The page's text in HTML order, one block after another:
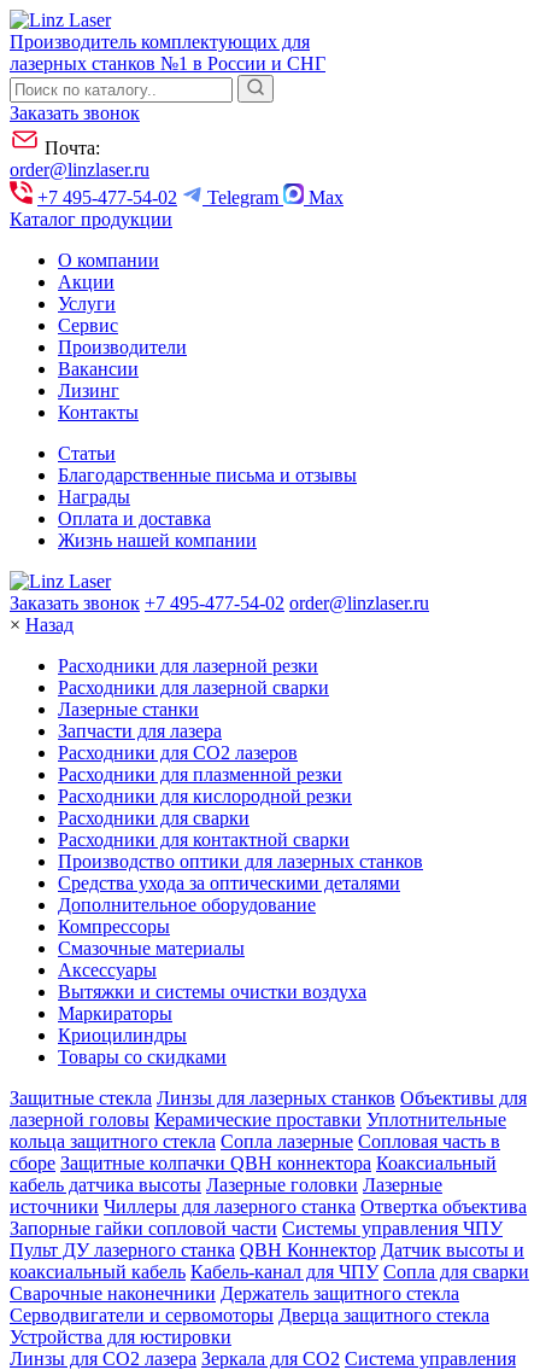
Производитель комплектующих для
лазерных станков №1 в России и СНГ
Заказать звонок
Почта:
order@linzlaser.ru
+7 495-477-54-02
Telegram
Max
Каталог продукции
О компании
Акции
Услуги
Сервис
Производители
Вакансии
Лизинг
Контакты
Статьи
Благодарственные письма и отзывы
Награды
Оплата и доставка
Жизнь нашей компании
Заказать звонок +7 495-477-54-02 order@linzlaser.ru
× Назад
Расходники для лазерной резки
Расходники для лазерной сварки
Лазерные станки
Запчасти для лазера
Расходники для СО2 лазеров
Расходники для плазменной резки
Расходники для кислородной резки
Расходники для сварки
Расходники для контактной сварки
Производство оптики для лазерных станков
Средства ухода за оптическими деталями
Дополнительное оборудование
Компрессоры
Смазочные материалы
Аксессуары
Вытяжки и системы очистки воздуха
Маркираторы
Криоцилиндры
Товары со скидками
Защитные стекла Линзы для лазерных станков Объективы для
лазерной головы Керамические проставки Уплотнительные
кольца защитного стекла Сопла лазерные Сопловая часть в
сборе Защитные колпачки QBH коннектора Коаксиальный
кабель датчика высоты Лазерные головки Лазерные
источники Чиллеры для лазерного станка Отвертка объектива
Запорные гайки сопловой части Системы управления ЧПУ
Пульт ДУ лазерного станка QBH Коннектор Датчик высоты и
коаксиальный кабель Кабель-канал для ЧПУ Сопла для сварки
Сварочные наконечники Держатель защитного стекла
Серводвигатели и сервомоторы Дверца защитного стекла
Устройства для юстировки
Линзы для СО2 лазера Зеркала для СО2 Система управления